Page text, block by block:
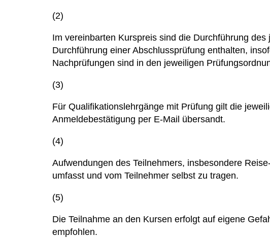
(2)
Im vereinbarten Kurspreis sind die Durchführung
Durchführung einer Abschlussprüfung enthalten,
Nachprüfungen sind in den jeweiligen
(3)
Für Qualifikationslehrgänge mit Prüfung gilt die
Anmeldebestätigung per E-Mail übersandt.
(4)
Aufwendungen des Teilnehmers, insbesondere
umfasst und vom Teilnehmer selbst zu tragen.
(5)
Die Teilnahme an den Kursen erfolgt auf eigene
empfohlen.